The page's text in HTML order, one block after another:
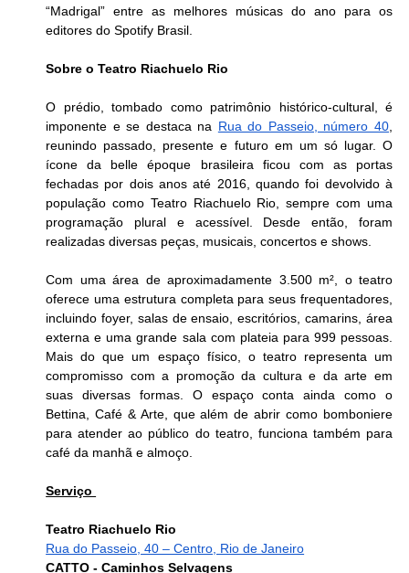
“Madrigal” entre as melhores músicas do ano para os
editores do Spotify Brasil.
Sobre o Teatro Riachuelo Rio
O prédio, tombado como patrimônio histórico-cultural, é
imponente e se destaca na Rua do Passeio, número 40
reunindo passado, presente e futuro em um só lugar. O
ícone da belle époque brasileira ficou com as portas
fechadas por dois anos até 2016, quando foi devolvido à
população como Teatro Riachuelo Rio, sempre com uma
programação plural e acessível. Desde então, foram
realizadas diversas peças, musicais, concertos e shows.
Com uma área de aproximadamente 3.500 m², o teatro
oferece uma estrutura completa para seus frequentadores,
incluindo foyer, salas de ensaio, escritórios, camarins, área
externa e uma grande sala com plateia para 999 pessoas.
Mais do que um espaço físico, o teatro representa um
compromisso com a promoção da cultura e da arte em
suas diversas formas. O espaço conta ainda como o
Bettina, Café & Arte, que além de abrir como bomboniere
para atender ao público do teatro, funciona também para
café da manhã e almoço.
Serviço
Teatro Riachuelo Rio
Rua do Passeio, 40 – Centro, Rio de Janeiro
CATTO - Caminhos Selvagens